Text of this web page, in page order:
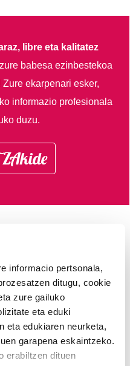
informacio pertsonala,
ditugu, cookie
zure gailuko
eta eduki
eta edukiaren neurketa,
garapena eskaintzeko.
erabiltzen dituen
libre eta kalitatez
babesa ezinbestekoa
Zure ekarpenari esker,
informazio profesionala
duzu.
2026
7 8 9
14 15 16
21 22 23